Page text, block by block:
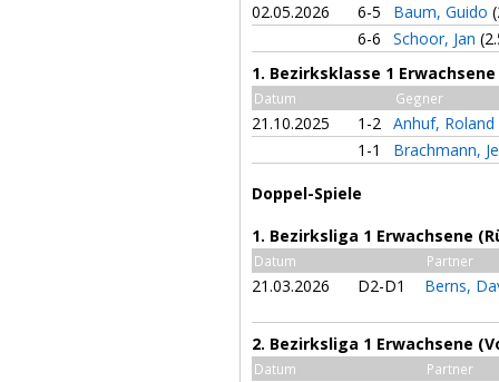
02.05.2026
6-5 Baum, Guido
6-6
Schoor, Jan
1. Bezirksklasse 1
Datum Gegner
21.10.2025 1-2 Anhuf, Roland
1-1
Brachmann,
Doppel-Spiele
1. Bezirksliga 1 Erwachsene
Datum Partner
21.03.2026 D2-D1 Berns,
2. Bezirksliga 1 Erwachsene
Datum Partner